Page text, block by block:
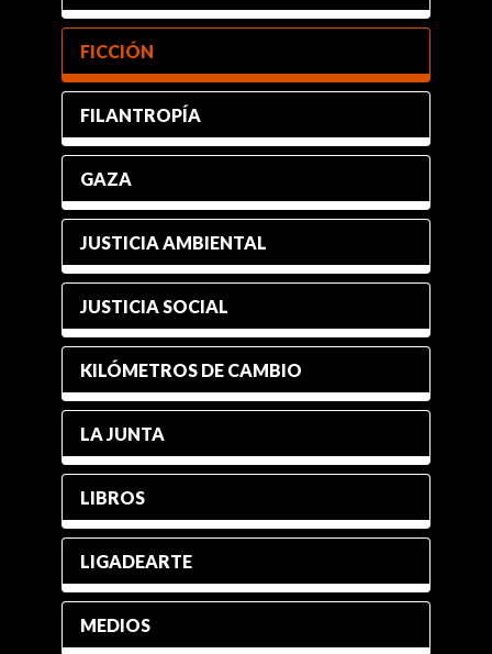
FICCIÓN
FILANTROPÍA
GAZA
JUSTICIA AMBIENTAL
JUSTICIA SOCIAL
KILÓMETROS DE CAMBIO
LA JUNTA
LIBROS
LIGADEARTE
MEDIOS